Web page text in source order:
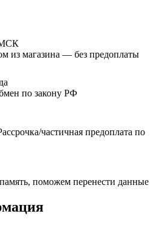
МСК
из магазина — без предоплаты
по закону РФ
частичная предоплата по
поможем перенести данные